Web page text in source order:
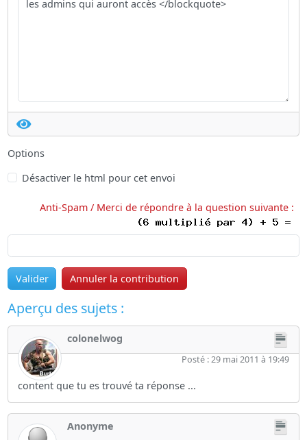
Options
Désactiver le html pour cet envoi
Anti-Spam / Merci de répondre à la question suivante :
Valider Annuler la contribution
Aperçu des sujets :
colonelwog
Posté : 29 mai 2011 à 19:49
content que tu es trouvé ta réponse ...
Anonyme